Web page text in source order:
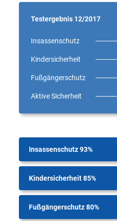
Testergebnis 12/2017
Insassenschutz
Kindersicherheit
Fußgängerschutz
Aktive Sicherheit
Insassenschutz 93%
Kindersicherheit 85%
Fußgängerschutz 80%